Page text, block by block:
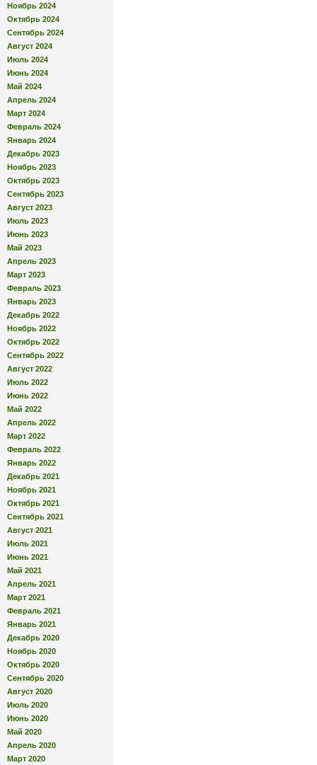
Ноябрь 2024
Октябрь 2024
Сентябрь 2024
Август 2024
Июль 2024
Июнь 2024
Май 2024
Апрель 2024
Март 2024
Февраль 2024
Январь 2024
Декабрь 2023
Ноябрь 2023
Октябрь 2023
Сентябрь 2023
Август 2023
Июль 2023
Июнь 2023
Май 2023
Апрель 2023
Март 2023
Февраль 2023
Январь 2023
Декабрь 2022
Ноябрь 2022
Октябрь 2022
Сентябрь 2022
Август 2022
Июль 2022
Июнь 2022
Май 2022
Апрель 2022
Март 2022
Февраль 2022
Январь 2022
Декабрь 2021
Ноябрь 2021
Октябрь 2021
Сентябрь 2021
Август 2021
Июль 2021
Июнь 2021
Май 2021
Апрель 2021
Март 2021
Февраль 2021
Январь 2021
Декабрь 2020
Ноябрь 2020
Октябрь 2020
Сентябрь 2020
Август 2020
Июль 2020
Июнь 2020
Май 2020
Апрель 2020
Март 2020